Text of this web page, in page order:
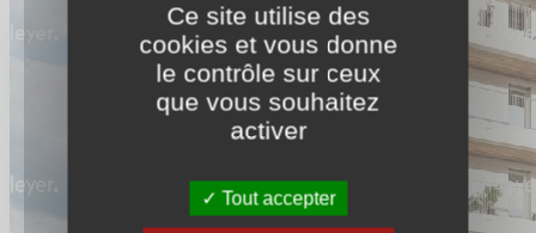
Ce site utilise des
cookies et vous donne
le contrôle sur ceux
que vous souhaitez
activer
Tout accepter